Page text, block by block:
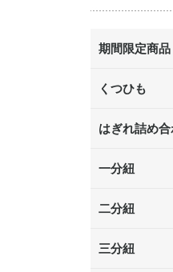
期間限定商品
くつひも
はぎれ詰め
一分紐
二分紐
三分紐